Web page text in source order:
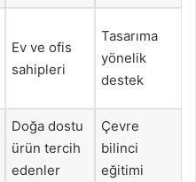
Ev ve ofis
sahipleri
Tasarıma
yönelik
destek
Doğa dostu
ürün tercih
edenler
Çevre
bilinci
eğitimi